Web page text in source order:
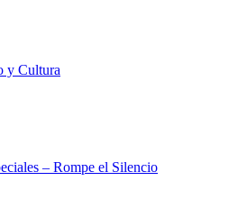
y Cultura
– Rompe el Silencio